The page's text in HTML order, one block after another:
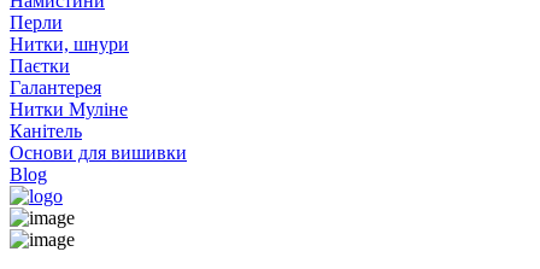
Перли
Нитки, шнури
Паєтки
Галантерея
Нитки Муліне
Канітель
Основи для вишивки
Blog